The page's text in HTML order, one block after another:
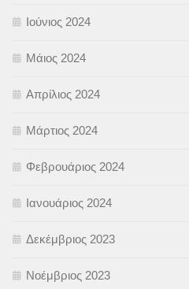
Ιούνιος 2024
Μάιος 2024
Απρίλιος 2024
Μάρτιος 2024
Φεβρουάριος 2024
Ιανουάριος 2024
Δεκέμβριος 2023
Νοέμβριος 2023